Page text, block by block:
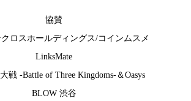
協賛
ロスホールディングス/コインムスメ
LinksMate
戦 -Battle of Three Kingdoms-＆Oasys
BLOW 渋谷